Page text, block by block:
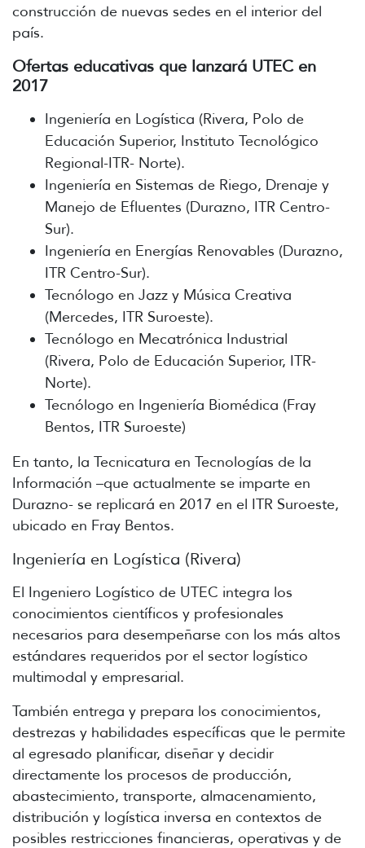
construcción de nuevas sedes en el interior del
país.
Ofertas educativas que lanzará UTEC en
2017
Ingeniería en Logística (Rivera, Polo de
Educación Superior, Instituto Tecnológico
Regional-ITR- Norte).
Ingeniería en Sistemas de Riego, Drenaje y
Manejo de Efluentes (Durazno, ITR Centro-
Sur).
Ingeniería en Energías Renovables (Durazno,
ITR Centro-Sur).
Tecnólogo en Jazz y Música Creativa
(Mercedes, ITR Suroeste).
Tecnólogo en Mecatrónica Industrial
(Rivera, Polo de Educación Superior, ITR-
Norte).
Tecnólogo en Ingeniería Biomédica (Fray
Bentos, ITR Suroeste)
En tanto, la Tecnicatura en Tecnologías de la
Información –que actualmente se imparte en
Durazno- se replicará en 2017 en el ITR Suroeste,
ubicado en Fray Bentos.
Ingeniería en Logística (Rivera)
El Ingeniero Logístico de UTEC integra los
conocimientos científicos y profesionales
necesarios para desempeñarse con los más altos
estándares requeridos por el sector logístico
multimodal y empresarial.
También entrega y prepara los conocimientos,
destrezas y habilidades específicas que le permite
al egresado planificar, diseñar y decidir
directamente los procesos de producción,
abastecimiento, transporte, almacenamiento,
distribución y logística inversa en contextos de
posibles restricciones financieras, operativas y de